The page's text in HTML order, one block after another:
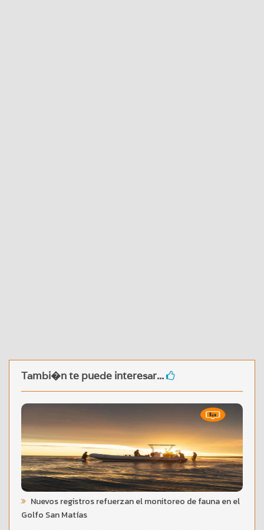
Tambi�n te puede interesar...
Nuevos registros refuerzan el monitoreo de fauna en el
Golfo San Matías